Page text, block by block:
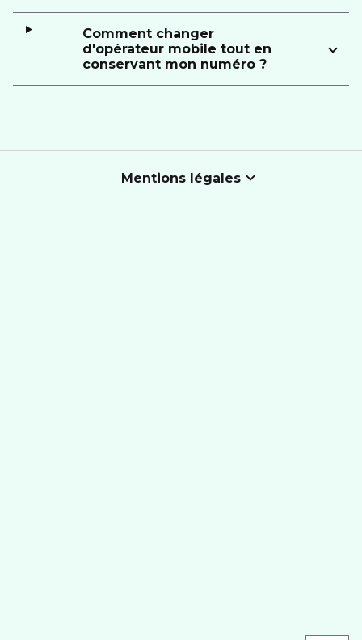
Comment changer
d'opérateur mobile tout en
conservant mon numéro ?
Mentions légales